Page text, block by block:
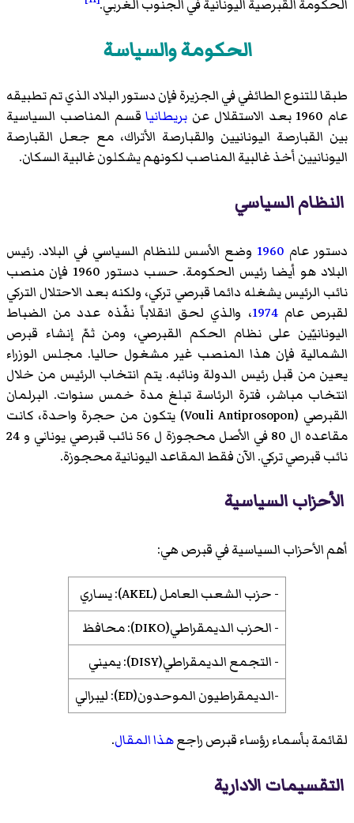
الحكومة القبرصية اليونانية في الجنوب الغربي.
الحكومة والسياسة
طبقا للتنوع الطائفي في الجزيرة فإن دستور البلاد الذي تم تطبيقه
عام 1960 بعد الاستقلال عن
بريطانياقسم المناصب السياسية
بين القبارصة اليونانيين والقبارصة الأتراك، مع جعل القبارصة
اليونانيين أخذ غالبية المناصب لكونهم يشكلون غالبية السكان.
النظام السياسي
دستور عام 1960 وضع الأسس للنظام السياسي في البلاد. رئيس
البلاد هو أيضا رئيس الحكومة. حسب دستور 1960 فإن منصب
نائب الرئيس يشغله دائما قبرصي تركي، ولكنه بعد الاحتلال التركي
لقبرص عام1974، والذي لحق انقلاباً نفّذه عدد من الضباط
اليونانيّين على نظام الحكم القبرصي، ومن ثمّ إنشاء قبرص
الشمالية فإن هذا المنصب غير مشغول حاليا. مجلس الوزراء
يعين من قبل رئيس الدولة ونائبه. يتم انتخاب الرئيس من خلال
انتخاب مباشر، فترة الرئاسة تبلغ مدة خمس سنوات. البرلمان
القبرصي (Vouli Antiprosopon) يتكون من حجرة واحدة، كانت
مقاعده ال 80 في الأصل محجوزة ل 56 نائب قبرصي يوناني و 24
نائب قبرصي تركي. الآن فقط المقاعد اليونانية محجوزة.
الأحزاب السياسية
أهم الأحزاب السياسية في قبرص هي:
- حزب الشعب العامل (AKEL): يساري
- الحزب الديمقراطي(DIKO): محافظ
- التجمع الديمقراطي(DISY): يميني
-الديمقراطيون الموحدون(ED): ليبرالي
لقائمة بأسماء رؤساء قبرص راجعهذا المقال.
التقسيمات الادارية